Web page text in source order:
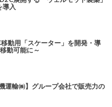
導入
動用「スケーター」を開発・導
動可能に～
運輸㈱】グループ会社で販売力の